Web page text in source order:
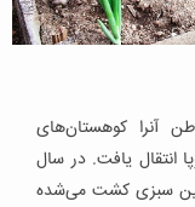
آنرا کوهستان‌های
انتقال یافت. در سال
این سبزی کشت می‌شده